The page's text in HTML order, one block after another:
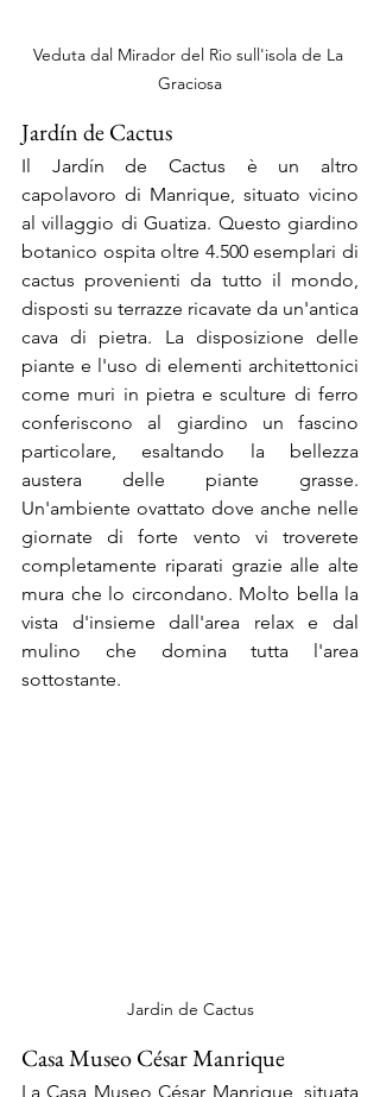
Veduta dal Mirador del Rio sull'isola de La
Graciosa
Jardín de Cactus
Il Jardín de Cactus è un altro
capolavoro di Manrique, situato vicino
al villaggio di Guatiza. Questo giardino
botanico ospita oltre 4.500 esemplari di
cactus provenienti da tutto il mondo,
disposti su terrazze ricavate da un'antica
cava di pietra. La disposizione delle
piante e l'uso di elementi architettonici
come muri in pietra e sculture di ferro
conferiscono al giardino un fascino
particolare, esaltando la bellezza
austera delle piante grasse.
Un'ambiente ovattato dove anche nelle
giornate di forte vento vi troverete
completamente riparati grazie alle alte
mura che lo circondano. Molto bella la
vista d'insieme dall'area relax e dal
mulino che domina tutta l'area
sottostante.
Jardin de Cactus
Casa Museo César Manrique
La Casa Museo César Manrique, situata